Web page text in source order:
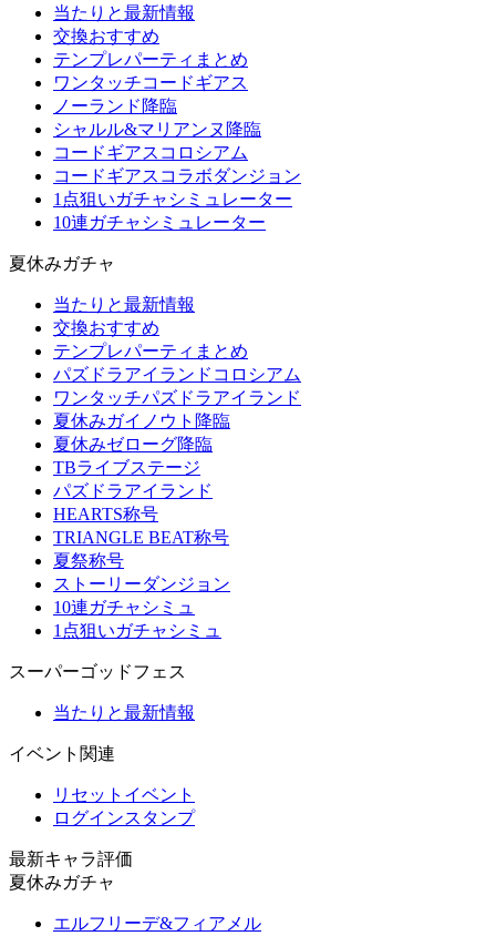
当たりと最新情報
交換おすすめ
テンプレパーティまとめ
ワンタッチコードギアス
ノーランド降臨
シャルル&マリアンヌ降臨
コードギアスコロシアム
コードギアスコラボダンジョン
1点狙いガチャシミュレーター
10連ガチャシミュレーター
夏休みガチャ
当たりと最新情報
交換おすすめ
テンプレパーティまとめ
パズドラアイランドコロシアム
ワンタッチパズドラアイランド
夏休みガイノウト降臨
夏休みゼローグ降臨
TBライブステージ
パズドラアイランド
HEARTS称号
TRIANGLE BEAT称号
夏祭称号
ストーリーダンジョン
10連ガチャシミュ
1点狙いガチャシミュ
スーパーゴッドフェス
当たりと最新情報
イベント関連
リセットイベント
ログインスタンプ
最新キャラ評価
夏休みガチャ
エルフリーデ&フィアメル